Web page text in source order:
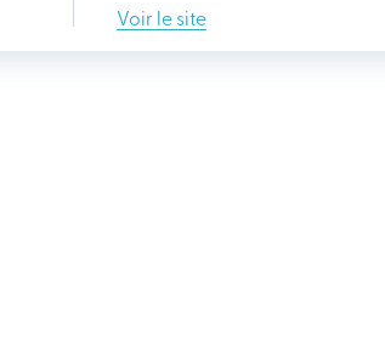
Voir le site